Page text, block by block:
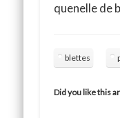
quenelle de
blettes
Did you like this